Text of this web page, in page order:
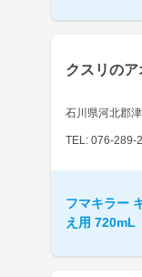
クスリの
石川県河北郡
TEL: 076-289-
フマキラー
え用 720mL